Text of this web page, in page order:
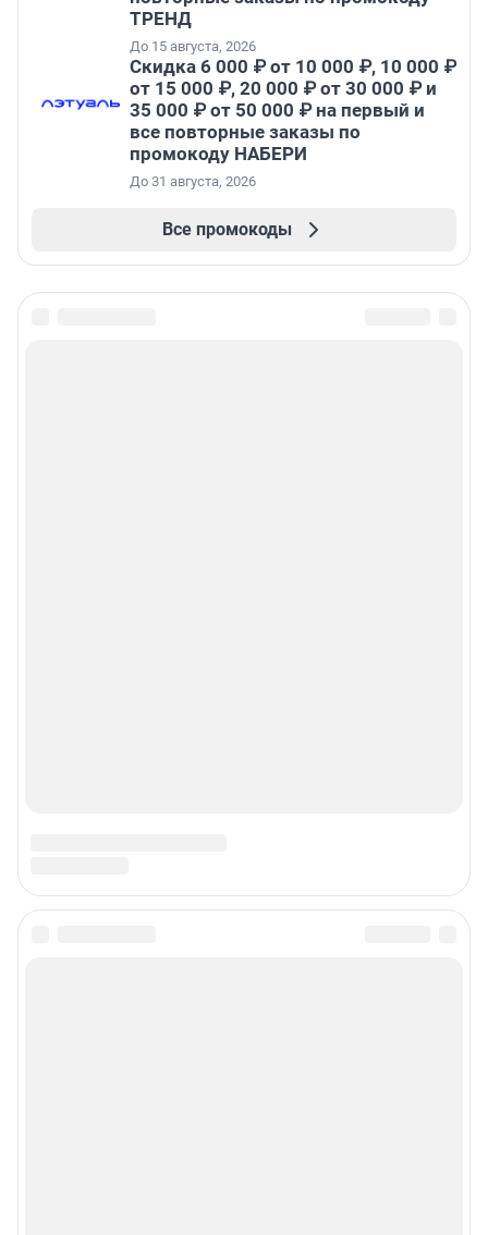
ТРЕНД
До 15 августа, 2026
Скидка 6 000 ₽ от 10 000 ₽, 10 000 ₽
от 15 000 ₽, 20 000 ₽ от 30 000 ₽ и
35 000 ₽ от 50 000 ₽ на первый и
все повторные заказы по
промокоду НАБЕРИ
До 31 августа, 2026
Все промокоды